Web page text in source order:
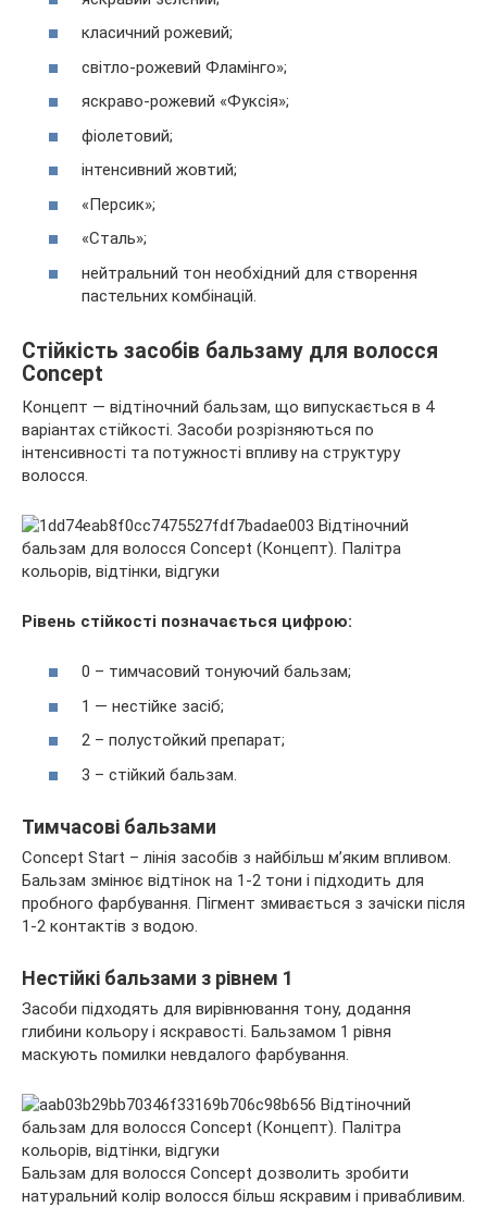
класичний рожевий;
світло-рожевий Фламінго»;
яскраво-рожевий «Фуксія»;
фіолетовий;
інтенсивний жовтий;
«Персик»;
«Сталь»;
нейтральний тон необхідний для створення
пастельних комбінацій.
Стійкість засобів бальзаму для волосся
Concept
Концепт — відтіночний бальзам, що випускається в 4
варіантах стійкості. Засоби розрізняються по
інтенсивності та потужності впливу на структуру
волосся.
Рівень стійкості позначається цифрою:
0 – тимчасовий тонуючий бальзам;
1 — нестійке засіб;
2 – полустойкий препарат;
3 – стійкий бальзам.
Тимчасові бальзами
Concept Start – лінія засобів з найбільш м’яким впливом.
Бальзам змінює відтінок на 1-2 тони і підходить для
пробного фарбування. Пігмент змивається з зачіски після
1-2 контактів з водою.
Нестійкі бальзами з рівнем 1
Засоби підходять для вирівнювання тону, додання
глибини кольору і яскравості. Бальзамом 1 рівня
маскують помилки невдалого фарбування.
Бальзам для волосся Concept дозволить зробити
натуральний колір волосся більш яскравим і привабливим.